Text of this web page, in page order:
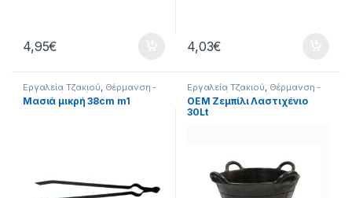
4,95€ 4,03€
Εργαλεία Τζακιού Θέρμανση -
Τζάκι Σπίτι Τζάκι
Μασιά μικρή 38cm m1
Εργαλεία Τζακιού Θέρμανση -
Τζάκι ,Σπίτι ,Τζάκι
ΟΕΜ Ζεμπίλι Λαστιχένιο
30Lt